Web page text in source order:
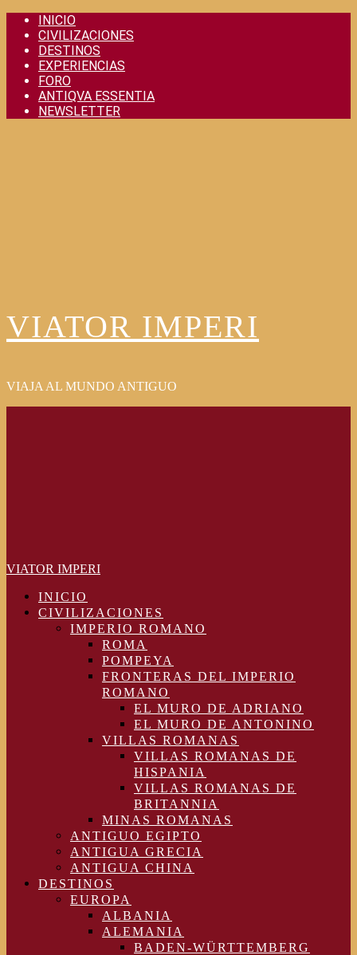
Skip
content
INICIO
CIVILIZACIONES
DESTINOS
EXPERIENCIAS
FORO
ANTIQVA ESSENTIA
NEWSLETTER
VIATOR IMPERI
VIAJA AL MUNDO ANTIGUO
VIATOR IMPERI
INICIO
CIVILIZACIONES
IMPERIO ROMANO
ROMA
POMPEYA
FRONTERAS DEL IMPERIO
ROMANO
EL MURO DE ADRIANO
EL MURO DE ANTONINO
VILLAS ROMANAS
VILLAS ROMANAS DE
HISPANIA
VILLAS ROMANAS DE
BRITANNIA
MINAS ROMANAS
ANTIGUO EGIPTO
ANTIGUA GRECIA
ANTIGUA CHINA
DESTINOS
EUROPA
ALBANIA
ALEMANIA
BADEN-WÜRTTEMBERG